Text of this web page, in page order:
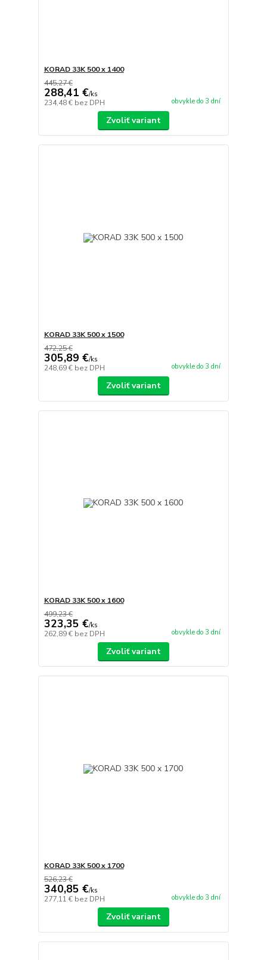
KORAD 33K 500 x 1400
445,27 €
288,41 €/ks
234,48 € bez DPH obvykle do 3 dní
Zvoliť variant
KORAD 33K 500 x 1500
472,25 €
305,89 €/ks
248,69 € bez DPH obvykle do 3 dní
Zvoliť variant
KORAD 33K 500 x 1600
499,23 €
323,35 €/ks
262,89 € bez DPH obvykle do 3 dní
Zvoliť variant
KORAD 33K 500 x 1700
526,23 €
340,85 €/ks
277,11 € bez DPH obvykle do 3 dní
Zvoliť variant